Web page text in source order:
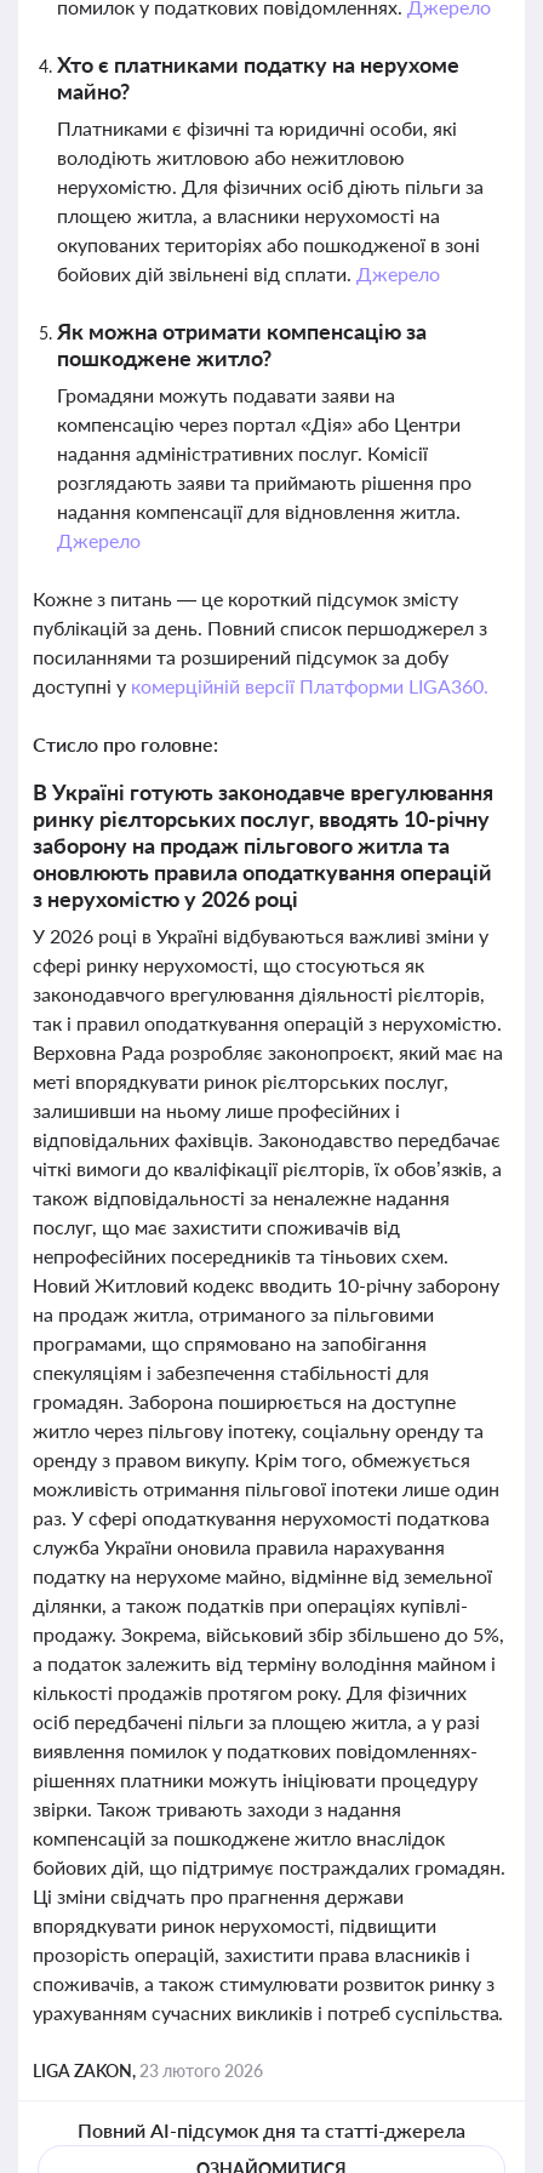
помилок у податкових повідомленнях. Джерело
Хто є платниками податку на нерухоме
майно?
Платниками є фізичні та юридичні особи, які
володіють житловою або нежитловою
нерухомістю. Для фізичних осіб діють пільги за
площею житла, а власники нерухомості на
окупованих територіях або пошкодженої в зоні
бойових дій звільнені від сплати. Джерело
Як можна отримати компенсацію за
пошкоджене житло?
Громадяни можуть подавати заяви на
компенсацію через портал «Дія» або Центри
надання адміністративних послуг. Комісії
розглядають заяви та приймають рішення про
надання компенсації для відновлення житла.
Джерело
Кожне з питань — це короткий підсумок змісту
публікацій за день. Повний список першоджерел з
посиланнями та розширений підсумок за добу
доступні у комерційній версії Платформи LIGA360.
Стисло про головне:
В Україні готують законодавче врегулювання
ринку рієлторських послуг, вводять 10-річну
заборону на продаж пільгового житла та
оновлюють правила оподаткування операцій
з нерухомістю у 2026 році
У 2026 році в Україні відбуваються важливі зміни у
сфері ринку нерухомості, що стосуються як
законодавчого врегулювання діяльності рієлторів,
так і правил оподаткування операцій з нерухомістю.
Верховна Рада розробляє законопроєкт, який має на
меті впорядкувати ринок рієлторських послуг,
залишивши на ньому лише професійних і
відповідальних фахівців. Законодавство передбачає
чіткі вимоги до кваліфікації рієлторів, їх обов’язків, а
також відповідальності за неналежне надання
послуг, що має захистити споживачів від
непрофесійних посередників та тіньових схем.
Новий Житловий кодекс вводить 10-річну заборону
на продаж житла, отриманого за пільговими
програмами, що спрямовано на запобігання
спекуляціям і забезпечення стабільності для
громадян. Заборона поширюється на доступне
житло через пільгову іпотеку, соціальну оренду та
оренду з правом викупу. Крім того, обмежується
можливість отримання пільгової іпотеки лише один
раз. У сфері оподаткування нерухомості податкова
служба України оновила правила нарахування
податку на нерухоме майно, відмінне від земельної
ділянки, а також податків при операціях купівлі-
продажу. Зокрема, військовий збір збільшено до 5%,
а податок залежить від терміну володіння майном і
кількості продажів протягом року. Для фізичних
осіб передбачені пільги за площею житла, а у разі
виявлення помилок у податкових повідомленнях-
рішеннях платники можуть ініціювати процедуру
звірки. Також тривають заходи з надання
компенсацій за пошкоджене житло внаслідок
бойових дій, що підтримує постраждалих громадян.
Ці зміни свідчать про прагнення держави
впорядкувати ринок нерухомості, підвищити
прозорість операцій, захистити права власників і
споживачів, а також стимулювати розвиток ринку з
урахуванням сучасних викликів і потреб суспільства.
LIGA ZAKON, 23 лютого 2026
Повний AI-підсумок дня та статті-джерела
ОЗНАЙОМИТИСЯ